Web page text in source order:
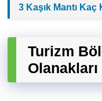
3 Kaşık Mantı Kaç
Turizm